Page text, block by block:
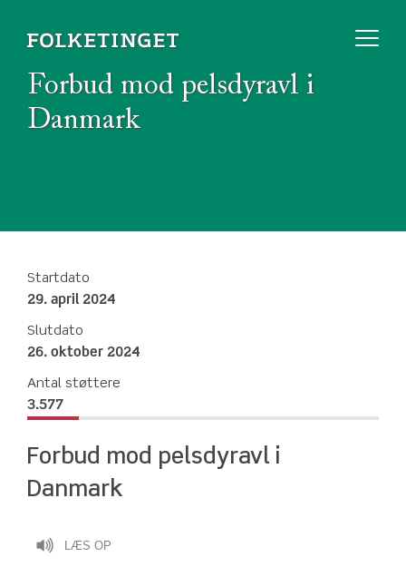
Forbud mod pelsdyravl i
Danmark
Startdato
29. april 2024
Slutdato
26. oktober 2024
Antal støttere
3.577
Forbud mod pelsdyravl i
Danmark
LÆS OP